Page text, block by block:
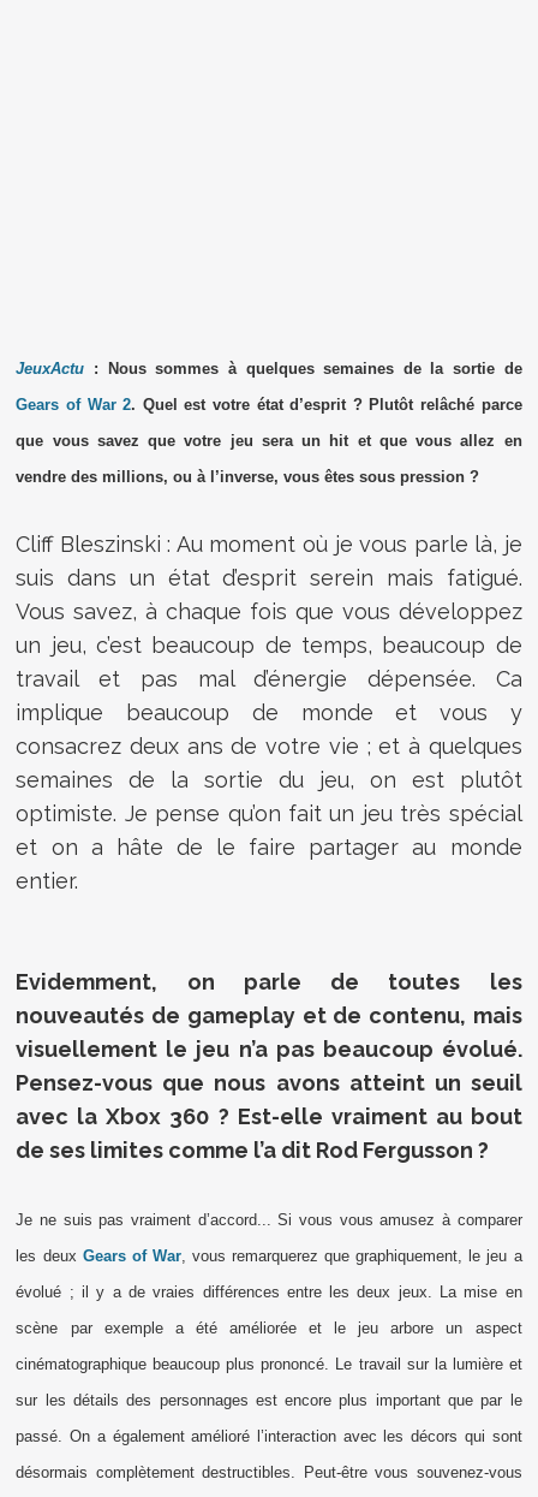
JeuxActu : Nous sommes à quelques semaines de la sortie de
Gears of War 2. Quel est votre état d’esprit ? Plutôt relâché parce
que vous savez que votre jeu sera un hit et que vous allez en
vendre des millions, ou à l’inverse, vous êtes sous pression ?
Cliff Bleszinski : Au moment où je vous parle là, je
suis dans un état d’esprit serein mais fatigué.
Vous savez, à chaque fois que vous développez
un jeu, c’est beaucoup de temps, beaucoup de
travail et pas mal d’énergie dépensée. Ca
implique beaucoup de monde et vous y
consacrez deux ans de votre vie ; et à quelques
semaines de la sortie du jeu, on est plutôt
optimiste. Je pense qu’on fait un jeu très spécial
et on a hâte de le faire partager au monde
entier.
Evidemment, on parle de toutes les
nouveautés de gameplay et de contenu, mais
visuellement le jeu n’a pas beaucoup évolué.
Pensez-vous que nous avons atteint un seuil
avec la Xbox 360 ? Est-elle vraiment au bout
de ses limites comme l’a dit Rod Fergusson ?
Je ne suis pas vraiment d’accord... Si vous vous amusez à comparer
les deux Gears of War, vous remarquerez que graphiquement, le jeu a
évolué ; il y a de vraies différences entre les deux jeux. La mise en
scène par exemple a été améliorée et le jeu arbore un aspect
cinématographique beaucoup plus prononcé. Le travail sur la lumière et
sur les détails des personnages est encore plus important que par le
passé. On a également amélioré l’interaction avec les décors qui sont
désormais complètement destructibles. Peut-être vous souvenez-vous